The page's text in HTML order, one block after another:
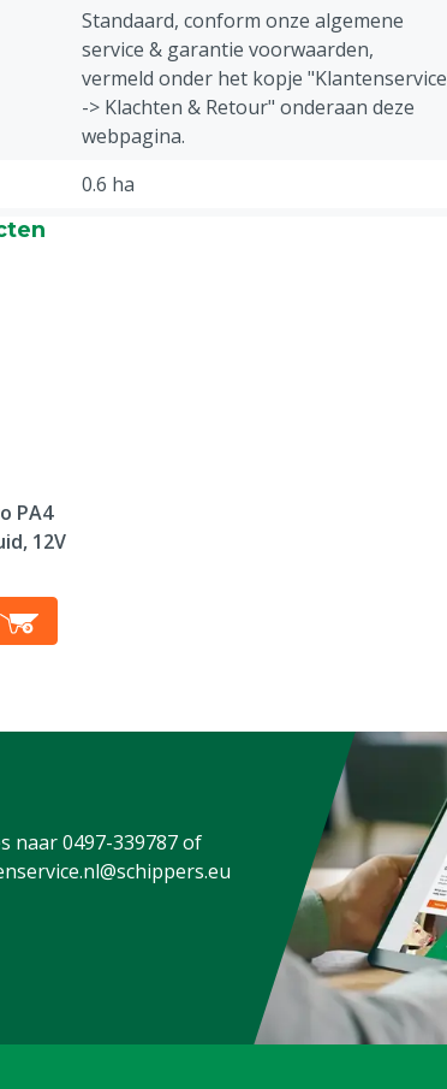
Standaard, conform onze algemene
service & garantie voorwaarden,
vermeld onder het kopje "Klantenservice
-> Klachten & Retour" onderaan deze
webpagina.
0.6 ha
PA4
12V
naar0497-339787of